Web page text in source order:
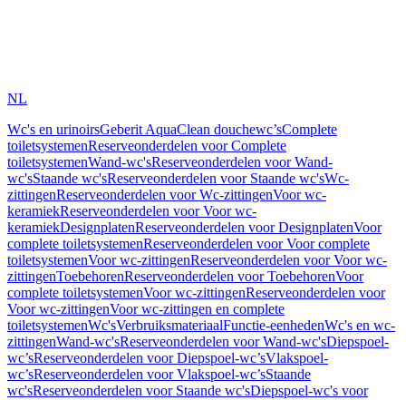
NL
Wc's en urinoirsGeberit AquaClean douchewc’sComplete
toiletsystemenReserveonderdelen voor Complete
toiletsystemenWand-wc'sReserveonderdelen voor Wand-
wc'sStaande wc'sReserveonderdelen voor Staande wc'sWc-
zittingenReserveonderdelen voor Wc-zittingenVoor wc-
keramiekReserveonderdelen voor Voor wc-
keramiekDesignplatenReserveonderdelen voor DesignplatenVoor
complete toiletsystemenReserveonderdelen voor Voor complete
toiletsystemenVoor wc-zittingenReserveonderdelen voor Voor wc-
zittingenToebehorenReserveonderdelen voor ToebehorenVoor
complete toiletsystemenVoor wc-zittingenReserveonderdelen voor
Voor wc-zittingenVoor wc-zittingen en complete
toiletsystemenWc'sVerbruiksmateriaalFunctie-eenhedenWc's en wc-
zittingenWand-wc'sReserveonderdelen voor Wand-wc'sDiepspoel-
wc’sReserveonderdelen voor Diepspoel-wc’sVlakspoel-
wc’sReserveonderdelen voor Vlakspoel-wc’sStaande
wc'sReserveonderdelen voor Staande wc'sDiepspoel-wc's voor